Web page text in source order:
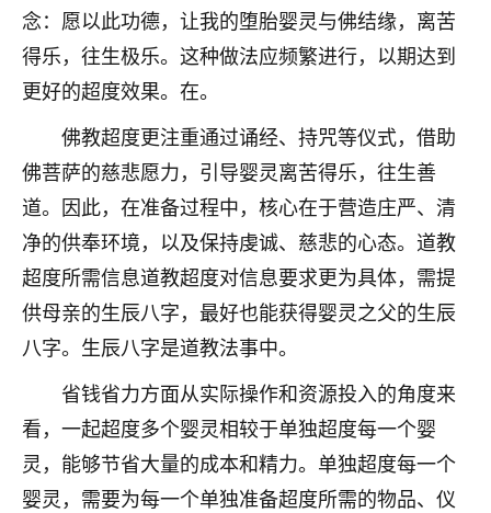
念：愿以此功德，让我的堕胎婴灵与佛结缘，离苦
得乐，往生极乐。这种做法应频繁进行，以期达到
更好的超度效果。在。
佛教超度更注重通过诵经、持咒等仪式，借助
佛菩萨的慈悲愿力，引导婴灵离苦得乐，往生善
道。因此，在准备过程中，核心在于营造庄严、清
净的供奉环境，以及保持虔诚、慈悲的心态。道教
超度所需信息道教超度对信息要求更为具体，需提
供母亲的生辰八字，最好也能获得婴灵之父的生辰
八字。生辰八字是道教法事中。
省钱省力方面从实际操作和资源投入的角度来
看，一起超度多个婴灵相较于单独超度每一个婴
灵，能够节省大量的成本和精力。单独超度每一个
婴灵，需要为每一个单独准备超度所需的物品、仪
鹿森：慧来老师微信：gjsy0624
1天前 来自江西 12
我也想要，我也想要！
2天前 来自山西 15
Jessica李
老师做不做超度法事？我想给我奶奶做超度，她今年
刚去世了。
七零老顽童 ：我母亲前年离世，刚开始我经常
做梦梦见她，后来也是朋友介绍，找到慧来老
师，安排了超度法事，做梦再也没有梦到过
了，一开始是半信半疑的，图个心安，给亡母
超度，现在看来，人不信也不行。